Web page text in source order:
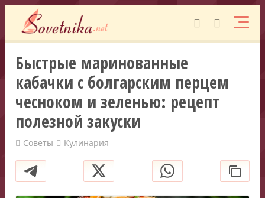
Быстрые маринованные
кабачки с болгарским перцем
чесноком и зеленью: рецепт
полезной закуски
Советы Кулинария